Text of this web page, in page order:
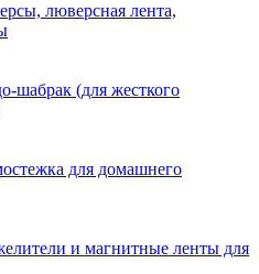
люверсная лента,
шабрак (для жесткого
для домашнего
и магнитные ленты для